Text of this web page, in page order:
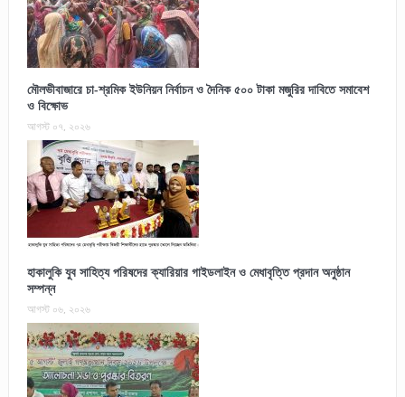
মৌলভীবাজারে চা-শ্রমিক ইউনিয়ন নির্বাচন ও দৈনিক ৫০০ টাকা মজুরির দাবিতে সমাবেশ
ও বিক্ষোভ
আগস্ট ০৭, ২০২৬
হাকালুকি যুব সাহিত্য পরিষদের ক্যারিয়ার গাইডলাইন ও মেধাবৃত্তি প্রদান অনুষ্ঠান
সম্পন্ন
আগস্ট ০৬, ২০২৬